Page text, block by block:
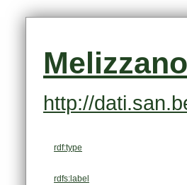
http://
rdf:type
rdfs:label